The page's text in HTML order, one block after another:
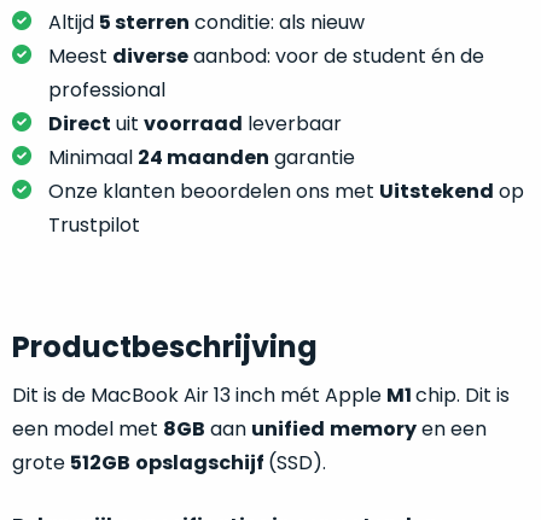
Altijd 5 sterren conditie: als nieuw
Meest diverseaanbod: voor de student én de
professional
Direct uit voorraad leverbaar
Minimaal 24 maanden garantie
Onze klanten beoordelen ons met Uitstekend op
Trustpilot
Productbeschrijving
Dit is de MacBook Air 13 inch mét Apple M1chip. Dit is
een model met 8GB aan unified memoryen een
grote 512GB opslagschijf (SSD).
aan
kwaliteit.
Hier
lees
je
welke
conditiebeschrijvingen
producten
hebben
inmiddels
zoveel
verschillende
klanten
voorzien
van
een
weten
voor
welk
gebruiksdoel
een
Mac